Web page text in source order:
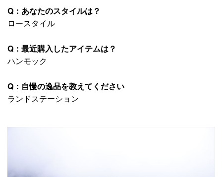
Q：あなたのスタイルは？
ロースタイル
Q：最近購入したアイテムは？
ハンモック
Q：自慢の逸品を教えてください
ランドステーション